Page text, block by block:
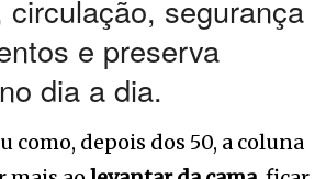
circulação, segurança
e preserva
dia a dia.
como, depois dos 50, a coluna